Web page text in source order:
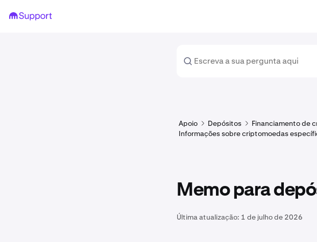
Apoio Depósitos
Financiamento de
Informações sobre criptomoedas
Memo para
Última atualização: 1 de julho de 2026